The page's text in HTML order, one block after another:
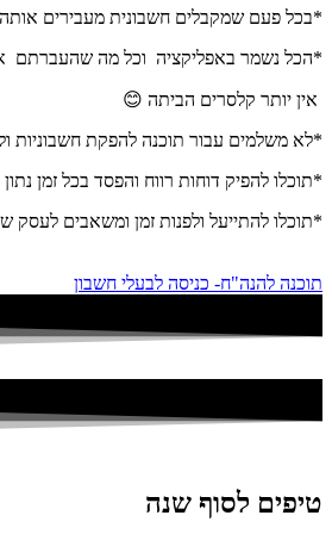
*בכל פעם שמקבלים חשבונית מעבירים
*הכל נשמר באפליקציה וכל מה שהעברתם
אין יותר קלסרים הביתה 😊
*לא משלמים עבור תוכנה להפקת חשבוניות
*תוכלו להפיק דוחות רווח והפסד בכל זמן נתון
*תוכלו להתייעל ולפנות זמן ומשאבים
תוכנה להנה"ח- כניסה לבעלי חשבון
טיפים לסוף שנה